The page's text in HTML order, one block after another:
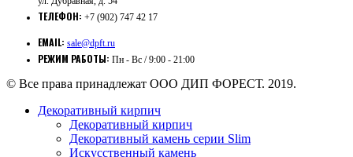
ТЕЛЕФОН: +7 (902) 747 42 17
EMAIL: sale@dpft.ru
РЕЖИМ РАБОТЫ: Пн - Вс / 9:00 - 21:00
© Все права принадлежат ООО ДИП ФОРЕСТ. 2019.
Декоративный кирпич
Декоративный кирпич
Декоративный камень серии Slim
Искусственный камень